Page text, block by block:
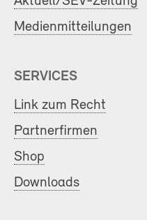
Medienmitteilungen
SERVICES
Link zum Recht
Partnerfirmen
Shop
Downloads